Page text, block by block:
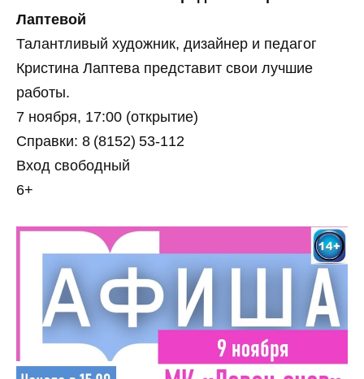
Лаптевой
Талантливый художник, дизайнер и педагог
Кристина Лаптева представит свои лучшие
работы.
7 ноября, 17:00 (открытие)
Справки: 8 (8152) 53‑112
Вход свободный
6+